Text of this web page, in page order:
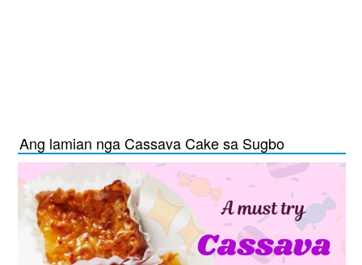
Ang lamian nga Cassava Cake sa Sugbo